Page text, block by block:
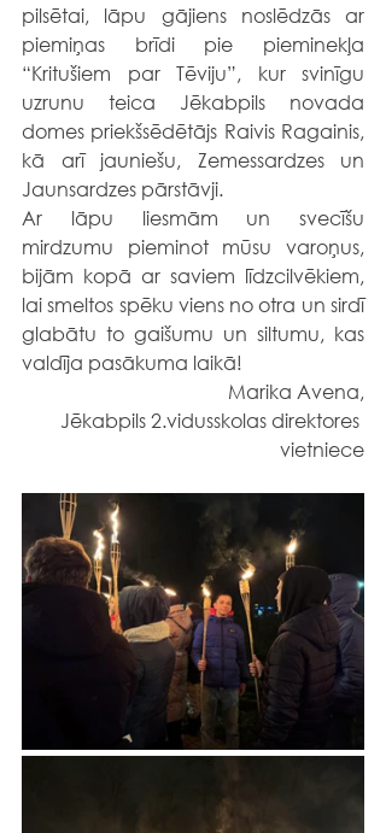
pilsētai,
lāpu gājiens noslēdzās ar
piemiņas brīdi pie pieminekļa
“Kritušiem par Tēviju”, kur svinīgu
uzrunu teica Jēkabpils novada
domes priekšsēdētājs Raivis Ragainis,
kā arī jauniešu, Zemessardzes un
Jaunsardzes pārstāvji.
Ar lāpu liesmām un svecīšu
mirdzumu pieminot mūsu varoņus,
bijām kopā ar saviem līdzcilvēkiem,
lai smeltos spēku viens no otra un sirdī
glabātu to gaišumu un siltumu, kas
valdīja pasākuma laikā!
Marika Avena,
Jēkabpils 2.vidusskolas direktores
vietniece